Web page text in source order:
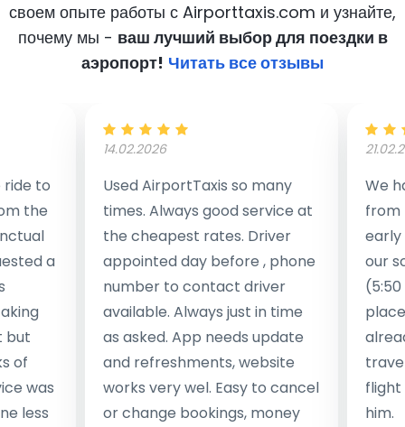
своем опыте работы с Airporttaxis.com и узнайте,
почему мы - ваш лучший выбор для поездки в
аэропорт! Читать все отзывы
to
the
a
but
of
was
less
14.02.2026
Used AirportTaxis so many
times. Always good service at
the cheapest rates. Driver
appointed day before , phone
number to contact driver
available. Always just in time
as asked. App needs update
and refreshments, website
works very wel. Easy to cancel
or change bookings, money
We
from
early
our
flight
him.